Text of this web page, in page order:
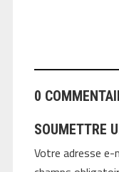
0
SOUMETTRE
Votre adresse e-